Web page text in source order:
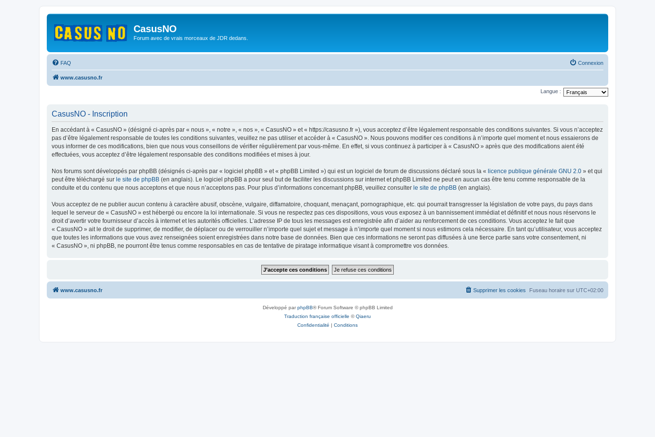
CasusNO
Forum avec de vrais morceaux de JDR dedans.
FAQ Connexion
www.casusno.fr
Langue :
CasusNO - Inscription
En accédant à « CasusNO » (désigné ci-après par « nous », « notre », « nos », « CasusNO » et « https://casusno.fr »), vous acceptez d’être légalement responsable des conditions suivantes. Si vous n’acceptez
pas d’être légalement responsable de toutes les conditions suivantes, veuillez ne pas utiliser et accéder à « CasusNO ». Nous pouvons modifier ces conditions à n’importe quel moment et nous essaierons de
vous informer de ces modifications, bien que nous vous conseillons de vérifier régulièrement par vous-même. En effet, si vous continuez à participer à « CasusNO » après que des modifications aient été
effectuées, vous acceptez d’être légalement responsable des conditions modifiées et mises à jour.
Nos forums sont développés par phpBB (désignés ci-après par « logiciel phpBB » et « phpBB Limited ») qui est un logiciel de forum de discussions déclaré sous la « licence publique générale GNU 2.0 » et qui
peut être téléchargé sur le site de phpBB (en anglais). Le logiciel phpBB a pour seul but de faciliter les discussions sur internet et phpBB Limited ne peut en aucun cas être tenu comme responsable de la
conduite et du contenu que nous acceptons et que nous n’acceptons pas. Pour plus d’informations concernant phpBB, veuillez consulter le site de phpBB (en anglais).
Vous acceptez de ne publier aucun contenu à caractère abusif, obscène, vulgaire, diffamatoire, choquant, menaçant, pornographique, etc. qui pourrait transgresser la législation de votre pays, du pays dans
lequel le serveur de « CasusNO » est hébergé ou encore la loi internationale. Si vous ne respectez pas ces dispositions, vous vous exposez à un bannissement immédiat et définitif et nous nous réservons le
droit d’avertir votre fournisseur d’accès à internet et les autorités officielles. L’adresse IP de tous les messages est enregistrée afin d’aider au renforcement de ces conditions. Vous acceptez le fait que
« CasusNO » ait le droit de supprimer, de modifier, de déplacer ou de verrouiller n’importe quel sujet et message à n’importe quel moment si nous estimons cela nécessaire. En tant qu’utilisateur, vous acceptez
que toutes les informations que vous avez renseignées soient enregistrées dans notre base de données. Bien que ces informations ne seront pas diffusées à une tierce partie sans votre consentement, ni
« CasusNO », ni phpBB, ne pourront être tenus comme responsables en cas de tentative de piratage informatique visant à compromettre vos données.
www.casusno.fr Fuseau horaire sur UTC+02:00
Supprimer les cookies
Développé parphpBB® Forum Software © phpBB Limited
Traduction française officielle ©Qiaeru
Confidentialité | Conditions